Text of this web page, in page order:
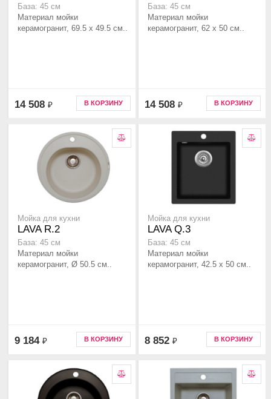
База: 45 см
Материал мойки
керамогранит, 69.5 x 49.5 см..
14 508 ₽ В КОРЗИНУ
База: 45 см
Материал мойки
керамогранит, 62 x 50 см..
14 508 ₽ В КОРЗИНУ
Мойка для кухни
LAVA R.2
База: 45 см
Материал мойки
керамогранит, Ø 50.5 см..
9 184 ₽ В КОРЗИНУ
Мойка для кухни
LAVA Q.3
База: 45 см
Материал мойки
керамогранит, 42.5 x 50 см..
8 852 ₽ В КОРЗИНУ